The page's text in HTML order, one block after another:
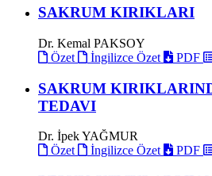
SAKRUM KIRIKLARI
Dr. Kemal PAKSOY
Özet
İngilizce Özet PDF
SAKRUM
TEDAVI
Dr. İpek YAĞMUR
Özet
İngilizce Özet PDF